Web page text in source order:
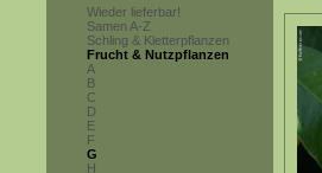
Wieder lieferbar!
Samen A-Z
Schling & Kletterpflanzen
Frucht & Nutzpflanzen
A
B
C
D
E
F
G
H